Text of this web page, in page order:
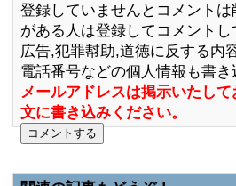
登録していませんとコメント
がある人は登録してコメントし
広告,犯罪幇助,道徳に反する内
電話番号などの個人情報も書き
メールアドレスは掲示いたし
文に書き込みください。